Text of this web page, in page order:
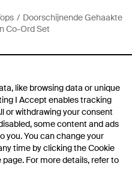
like browsing data or unique
I Accept enables tracking
or withdrawing your consent
some content and ads
you. You can change your
time by clicking the Cookie
For more details, refer to
Doorschijnende Gehaakte
Co-Ord Set